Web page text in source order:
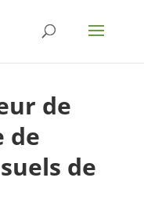
de
de
de